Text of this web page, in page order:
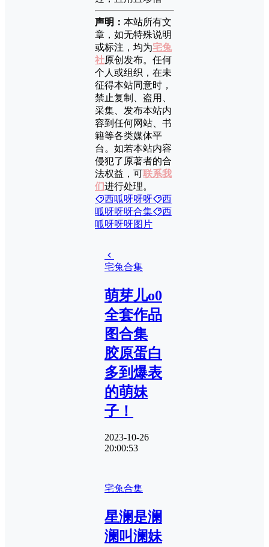
声明： 本站所有文
章，如无特殊说明
或标注，均为宅兔
社原创发布。任何
个人或组织，在未
征得本站同意时，
禁止复制、盗用、
采集、发布本站内
容到任何网站、书
籍等各类媒体平
台。如若本站内容
侵犯了原著者的合
法权益，可联系我
们进行处理。
西呱呀呀呀
西
呱呀呀呀合集
西
呱呀呀呀图片
宅兔合集
萌芽儿o0
全套作品
图合集
胶原蛋白
多到爆表
的萌妹
子！
2023-10-26
20:00:53
宅兔合集
星澜是澜
澜叫澜妹